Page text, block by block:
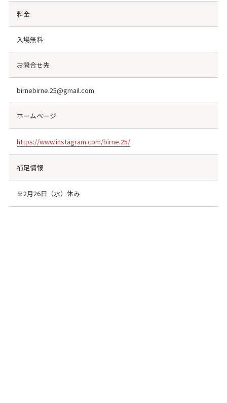
料金
入場無料
お問合せ先
birnebirne.25@gmail.com
ホームページ
https://www.instagram.com/birne.25/
補足情報
※2月26日（水）休み